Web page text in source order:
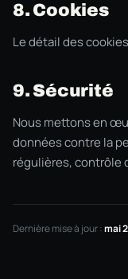
8. Cookies
Le détail des
9. Sécurité
Nous mettons en
données contre la
régulières, contrôle
Dernière mise à jour :mai